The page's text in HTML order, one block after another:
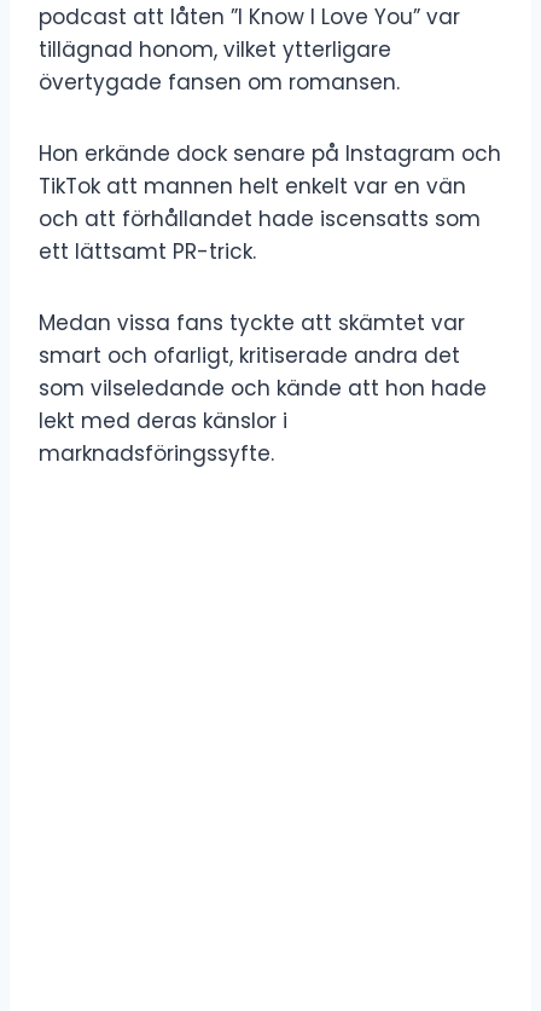
podcast att låten ”I Know I Love You” var
tillägnad honom, vilket ytterligare
övertygade fansen om romansen.
Hon erkände dock senare på Instagram och
TikTok att mannen helt enkelt var en vän
och att förhållandet hade iscensatts som
ett lättsamt PR-trick.
Medan vissa fans tyckte att skämtet var
smart och ofarligt, kritiserade andra det
som vilseledande och kände att hon hade
lekt med deras känslor i
marknadsföringssyfte.